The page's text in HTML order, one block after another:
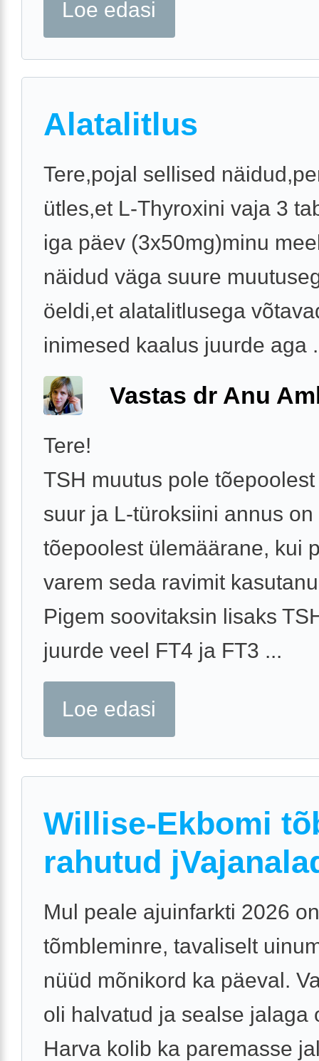
Loe edasi
Alatalitlus
Tere,pojal sellised
ütles,et L-Thyroxini vaja 3
iga päev (3x50mg)minu
näidud väga suure
öeldi,et alatalitlusega
inimesed kaalus juurde aga
Vastas dr Anu
Tere!
TSH muutus pole
suur ja L-türoksiini annus on
tõepoolest ülemäärane, kui
varem seda ravimit
Pigem soovitaksin lisaks
juurde veel FT4 ja FT3 ...
Loe edasi
Willise-Ekbomi
rahutud
Mul peale ajuinfarkti 2026
tõmbleminre, tavaliselt
nüüd mõnikord ka päeval.
oli halvatud ja sealse jalaga
Harva kolib ka paremasse